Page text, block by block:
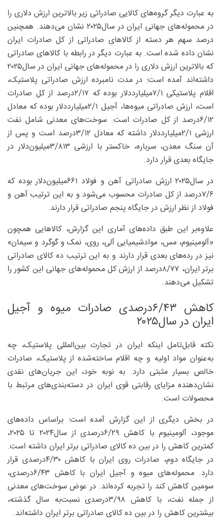
به عبارت دیگر گروه‌‌های کالایی صادراتی زیر بالاترین ارزش دلاری را
در محموله‌‌های جهانی ایران در سال۲۰۲۵ نشان می‌‌دهند. همچنین‌
درصد سهم هر دسته از کالاهای صادراتی از کل صادرات ایران
نشان داده شده است. به عبارت دیگر در رابطه با کالاهای صادراتی
که بالاترین ارزش دلاری را در محموله‌های جهانی ایران در سال‌۲۰۲۵
داشته‌اند آمده است: در مدت نامبرده ارزش صادراتی پلاستیک،
اقلام پلاستیکی ۷/۱‌میلیارددلار بوده که ۲/۱۷‌درصد از کل صادرات
است، ارزش صادراتی میوه‌‌ها، آجیل ۲/۱‌میلیارددلار بوده که معادل
۶/۱۲‌درصد از کل صادرات است. سوخت‌های معدنی شامل نفت
ارزشی ۲/۱‌میلیارددلار داشته که معادل ۳/۱۲‌درصد است و پس از
آن سنگ معدن، سرباره، خاکستر با ارزشی ۳/۸۱۳‌میلیون‌دلار در
جایگاه بعدی قرار دارد.
در سال۲۰۲۵ ارزش صادراتی آهن و فولاد ۶۶۱‌میلیون‌دلار بوده که
۷/۶‌درصد از کل صادرات محسوب می‌شود و به این ترتیب آهن و
فولاد از نظر ارزش در جایگاه پنجم صادراتی قرار دارند.
علاوه‌بر این طبق داده‌های آماری این گزارش، کالاهایی همچون
«آلومینیوم، مس، موادشیمیایی آلی، روی، نمک و گوگرد و سیمان»
نیز در رده‌های بعدی قرار دارند و به این ترتیب ده کالای صادراتی
برتر ایران، ۸/۷۷‌درصد از ارزش کل محموله‌های جهانی این کشور را
تشکیل می‌‌دهند.
کاهش ۶/۴۳‌درصدی صادرات میوه و آجیل
ایران در سال۲۰۲۵
نکته قابل‌تامل اینکه ایران در تجارت بین‌‌المللی پلاستیک، چه
به‌عنوان مواد اولیه و چه اقلام ساخته‌شده از پلاستیک، صادرات
خالص بسیار مثبتی دارد. به نوبه خود، این جریان‌‌های نقدی
نشان‌‌دهنده مزایای رقابتی قوی ایران در دسته‌‌بندی‌های مرتبط با
محصولات است.
در بخش دیگری از این گزارش آمده است: براساس داده‌های
موجود، آلومینیوم با کاهش ۶/۲۹‌درصدی از سال۲۰۲۴ تا ۲۰۲۵،
کمترین کاهش را در بین ده کالای صادراتی برتر ایران داشته است.
در جایگاه دوم، صادرات روی ایران با کاهش ۴/۳۰‌درصدی قرار
دارد. محموله‌های میوه و آجیل ایران با کاهش ۶/۴۳‌درصدی،
سومین کاهش کند را تجربه کرده‌‌اند. در عوض سوخت‌های معدنی
از جمله نفت، با کاهش ۳/۹۸‌درصدی نسبت‌به سال گذشته،
بیشترین کاهش را در بین ده کالای صادراتی برتر ایران داشته‌‌اند.